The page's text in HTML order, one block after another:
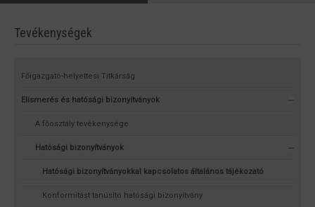
Tevékenységek
Főigazgató-helyettesi Titkárság
Elismerés és hatósági bizonyítványok
A főosztály tevékenysége
Hatósági bizonyítványok
Hatósági bizonyítványokkal kapcsolatos általános tájékozató
Konformitást tanúsító hatósági bizonyítvány